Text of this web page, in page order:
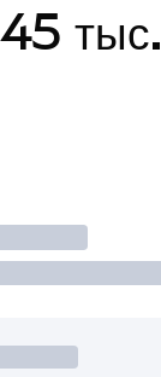
тыс.